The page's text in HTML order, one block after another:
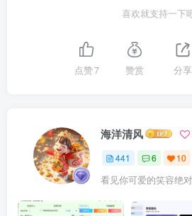
喜欢就支持一下
点赞7 赞赏 分享
海洋清风
441 6 10
看见你可爱的笑容绝